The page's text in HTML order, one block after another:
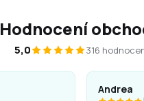
Hodnocení
5,0 316
Andrea